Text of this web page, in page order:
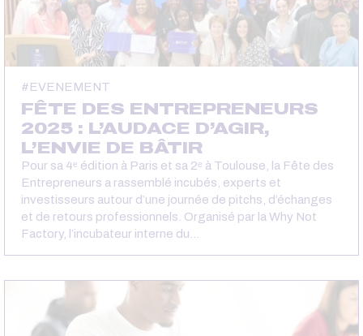
EVENEMENT
FÊTE DES ENTREPRENEURS
2025 : L’AUDACE D’AGIR,
L’ENVIE DE BÂTIR
Pour sa 4ᵉ édition à Paris et sa 2ᵉ à Toulouse, la Fête des
Entrepreneurs a rassemblé incubés, experts et
investisseurs autour d’une journée de pitchs, d’échanges
et de retours professionnels. Organisé par la Why Not
Factory, l’incubateur interne du…